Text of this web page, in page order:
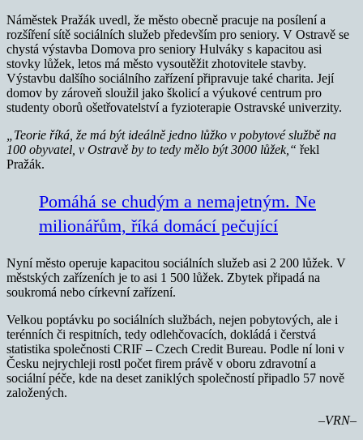
Náměstek Pražák uvedl, že město obecně pracuje na posílení a
rozšíření sítě sociálních služeb především pro seniory. V Ostravě se
chystá výstavba Domova pro seniory Hulváky s kapacitou asi
stovky lůžek, letos má město vysoutěžit zhotovitele stavby.
Výstavbu dalšího sociálního zařízení připravuje také charita. Její
domov by zároveň sloužil jako školicí a výukové centrum pro
studenty oborů ošetřovatelství a fyzioterapie Ostravské univerzity.
„Teorie říká, že má být ideálně jedno lůžko v pobytové službě na
100 obyvatel, v Ostravě by to tedy mělo být 3000 lůžek,“ řekl
Pražák.
Pomáhá se chudým a nemajetným. Ne
milionářům, říká domácí pečující
Nyní město operuje kapacitou sociálních služeb asi 2 200 lůžek. V
městských zařízeních je to asi 1 500 lůžek. Zbytek připadá na
soukromá nebo církevní zařízení.
Velkou poptávku po sociálních službách, nejen pobytových, ale i
terénních či respitních, tedy odlehčovacích, dokládá i čerstvá
statistika společnosti CRIF – Czech Credit Bureau. Podle ní loni v
Česku nejrychleji rostl počet firem právě v oboru zdravotní a
sociální péče, kde na deset zaniklých společností připadlo 57 nově
založených.
–VRN–